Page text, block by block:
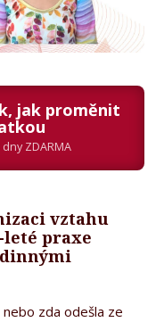
jak proměnit
ZDARMA
vztahu
leté praxe
zda odešla ze